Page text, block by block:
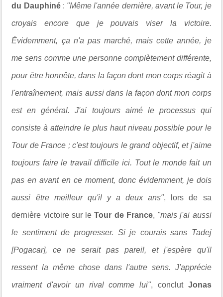
du Dauphiné: "Même l'année dernière, avant le Tour, je
croyais encore que je pouvais viser la victoire.
Évidemment, ça n'a pas marché, mais cette année, je
me sens comme une personne complètement différente,
pour être honnête, dans la façon dont mon corps réagit à
l'entraînement, mais aussi dans la façon dont mon corps
est en général. J'ai toujours aimé le processus qui
consiste à atteindre le plus haut niveau possible pour le
Tour de France ; c'est toujours le grand objectif, et j'aime
toujours faire le travail difficile ici. Tout le monde fait un
pas en avant en ce moment, donc évidemment, je dois
aussi être meilleur qu'il y a deux ans", lors de sa
dernière victoire sur leTour de France, "mais j'ai aussi
le sentiment de progresser. Si je courais sans Tadej
[Pogacar], ce ne serait pas pareil, et j'espère qu'il
ressent la même chose dans l'autre sens. J'apprécie
vraiment d'avoir un rival comme lui", conclut Jonas